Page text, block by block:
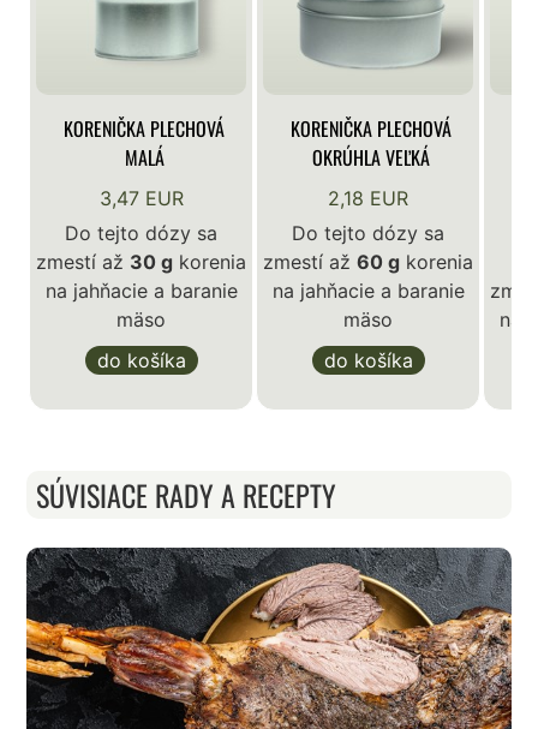
KORENIČKA PLECHOVÁ
MALÁ
3,47 EUR
Do tejto dózy sa
zmestí až 30 g korenia
na jahňacie a baranie
mäso
do košíka
KORENIČKA PLECHOVÁ
OKRÚHLA VEĽKÁ
2,18 EUR
Do tejto dózy sa
zmestí až60 g korenia
na jahňacie a baranie
mäso
do košíka
na
SÚVISIACE RADY A RECEPTY